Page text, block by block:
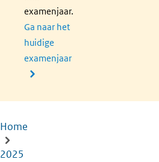
examenjaar.
Ga naar het
huidige
examenjaar
Kruimelpad
Home
2025